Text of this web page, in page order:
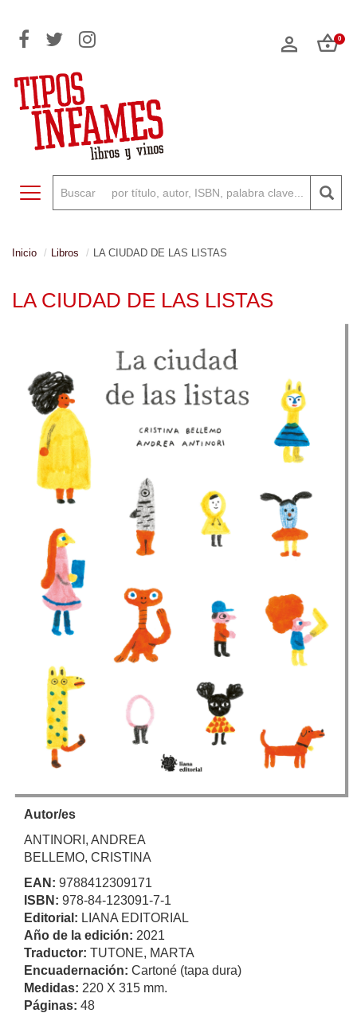
0
Toggle navigation
Inicio Libros LA CIUDAD DE LAS LISTAS
LA CIUDAD DE LAS LISTAS
Autor/es
ANTINORI, ANDREA
BELLEMO, CRISTINA
EAN: 9788412309171
ISBN: 978-84-123091-7-1
Editorial: LIANA EDITORIAL
Año de la edición: 2021
Traductor: TUTONE, MARTA
Encuadernación: Cartoné (tapa dura)
Medidas: 220 X 315 mm.
Páginas: 48